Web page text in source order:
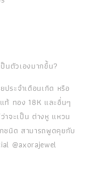
นตัวเองมากขึ้น?
ระจำเดือนเกิด หรือ
ท้ ทอง 18K และอื่นๆ
าจะเป็น ต่างหู แหวน
ชนิด สามารถพูดคุยกับ
@axorajewel